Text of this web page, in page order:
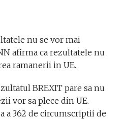
nu se vor mai
afirma ca rezultatele nu
ramanerii in UE.
BREXIT pare sa nu
vor sa plece din UE.
a 362 de circumscriptii de